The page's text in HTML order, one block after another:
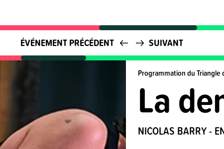
ÉVÉNEMENT PRÉCÉDENT SUIVANT
Programmation du Triangle
La
NICOLAS BARRY -